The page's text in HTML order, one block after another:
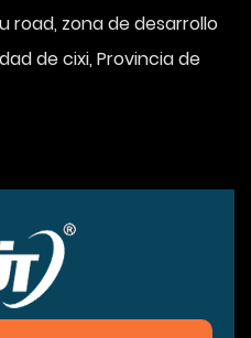
road, zona de desarrollo
de cixi, Provincia de